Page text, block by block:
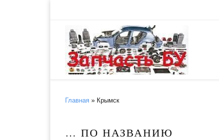
Главная » Крымск
… ПО НАЗВАНИЮ